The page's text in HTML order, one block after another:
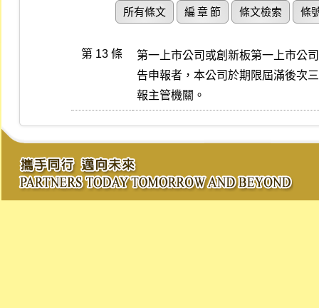
所有條文 編 章 節 條文檢索 條
第 13 條
第一上市公司或創新板第一上市公
告申報者，本公司於期限屆滿後次
報主管機關。